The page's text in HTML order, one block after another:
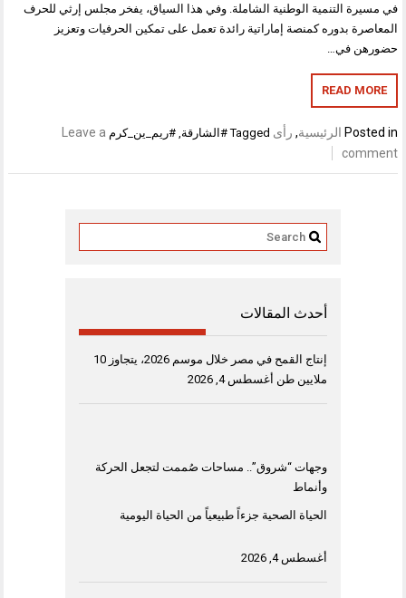
في مسيرة التنمية الوطنية الشاملة. وفي هذا السياق، يفخر مجلس إرثي للحرف
المعاصرة بدوره كمنصة إماراتية رائدة تعمل على تمكين الحرفيات وتعزيز
حضورهن في…
READ MORE
Posted in الرئيسية, رأى Tagged #الشارقة ,#ريم_ين_كرم Leave a
comment
أحدث المقالات
إنتاج القمح في مصر خلال موسم 2026، يتجاوز 10
ملايين طن أغسطس 4, 2026
وجهات “شروق”.. مساحات صُممت لتجعل الحركة
وأنماط
الحياة الصحية جزءاً طبيعياً من الحياة اليومية
أغسطس 4, 2026